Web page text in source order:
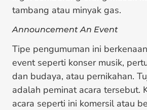
tambang atau minyak gas.
Announcement An Event
Tipe pengumuman ini
event seperti konser musik,
dan budaya, atau pernikahan.
adalah peminat acara tersebut.
acara seperti ini komersil atau